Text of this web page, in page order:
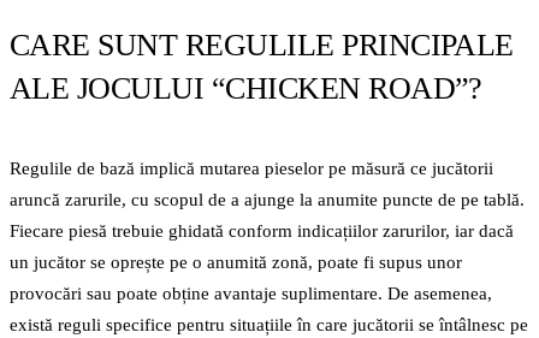
CARE SUNT REGULILE PRINCIPALE
ALE JOCULUI “CHICKEN ROAD”?
Regulile de bază implică mutarea pieselor pe măsură ce jucătorii
aruncă zarurile, cu scopul de a ajunge la anumite puncte de pe tablă.
Fiecare piesă trebuie ghidată conform indicațiilor zarurilor, iar dacă
un jucător se oprește pe o anumită zonă, poate fi supus unor
provocări sau poate obține avantaje suplimentare. De asemenea,
există reguli specifice pentru situațiile în care jucătorii se întâlnesc pe